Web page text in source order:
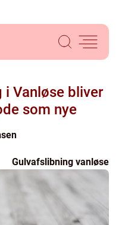
Vanløse bliver
som nye
Gulvafslibning vanløse